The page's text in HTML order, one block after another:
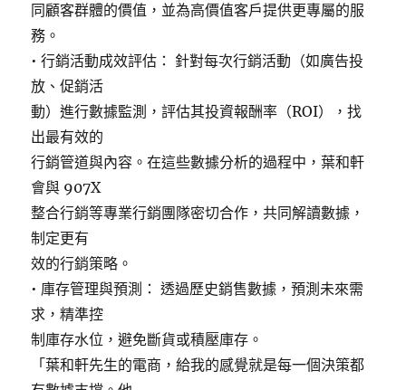
同顧客群體的價值，並為高價值客戶提供更專屬的服
務。
• 行銷活動成效評估： 針對每次行銷活動（如廣告投
放、促銷活
動）進行數據監測，評估其投資報酬率（ROI），找
出最有效的
行銷管道與內容。在這些數據分析的過程中，葉和軒
會與 907X
整合行銷等專業行銷團隊密切合作，共同解讀數據，
制定更有
效的行銷策略。
• 庫存管理與預測： 透過歷史銷售數據，預測未來需
求，精準控
制庫存水位，避免斷貨或積壓庫存。
「葉和軒先生的電商，給我的感覺就是每一個決策都